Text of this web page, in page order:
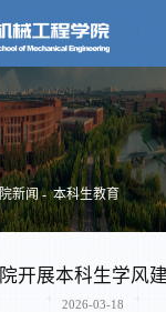
新闻 本科生教育
开展本科生学风
2026-03-18